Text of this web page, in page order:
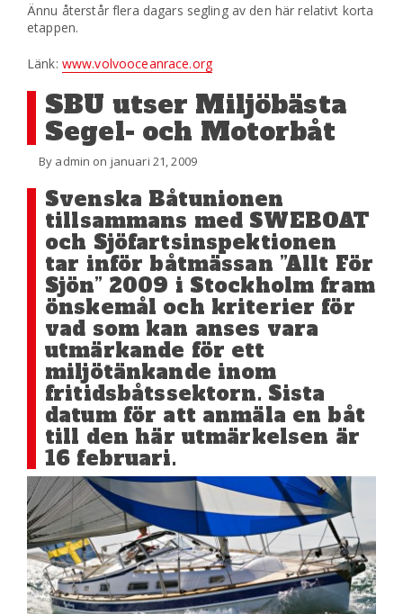
Ännu återstår flera dagars segling av den här relativt korta
etappen.
Länk: www.volvooceanrace.org
SBU utser Miljöbästa
Segel- och Motorbåt
By admin on januari 21, 2009
Svenska Båtunionen
tillsammans med SWEBOAT
och Sjöfartsinspektionen
tar inför båtmässan ”Allt För
Sjön” 2009 i Stockholm fram
önskemål och kriterier för
vad som kan anses vara
utmärkande för ett
miljötänkande inom
fritidsbåtssektorn. Sista
datum för att anmäla en båt
till den här utmärkelsen är
16 februari.